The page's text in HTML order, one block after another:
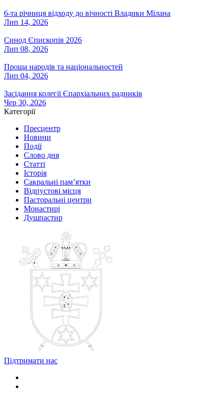
6-та річниця відходу до вічності Владики Мілана
Лип 14, 2026
Синод Єпископів 2026
Лип 08, 2026
Проща народів та національностей
Лип 04, 2026
Засідання колегії Єпархіальних радників
Чер 30, 2026
Категорії
Пресцентр
Новини
Події
Слово дня
Статті
Історія
Сакральні пам’ятки
Відпустові місця
Пасторальні центри
Монастирі
Душпастир
Підтримати нас